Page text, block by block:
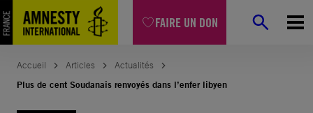
FAIRE UN DON
Aller
au
contenu
Accueil Articles
Actualités
Plus de cent Soudanais renvoyés dans l’enfer libyen